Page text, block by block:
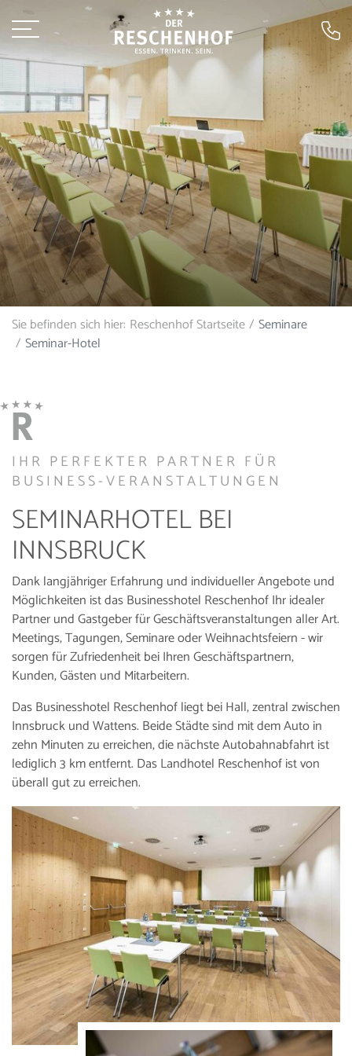
Sie befinden sich hier: Reschenhof Startseite
Seminare
Seminar-Hotel
IHR PERFEKTER PARTNER FÜR
BUSINESS-VERANSTALTUNGEN
SEMINARHOTEL BEI
INNSBRUCK
Dank langjähriger Erfahrung und individueller Angebote und
Möglichkeiten ist das Businesshotel Reschenhof Ihr idealer
Partner und Gastgeber für Geschäftsveranstaltungen aller Art.
Meetings, Tagungen, Seminare oder Weihnachtsfeiern - wir
sorgen für Zufriedenheit bei Ihren Geschäftspartnern,
Kunden, Gästen und Mitarbeitern.
Das Businesshotel Reschenhof liegt bei Hall, zentral zwischen
Innsbruck und Wattens. Beide Städte sind mit dem Auto in
zehn Minuten zu erreichen, die nächste Autobahnabfahrt ist
lediglich 3 km entfernt. Das Landhotel Reschenhof ist von
überall gut zu erreichen.